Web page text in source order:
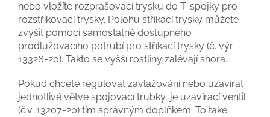
nebo vložíte rozprašovací trysku do T-spojky pro
rozstřikovací trysky. Polohu stříkací trysky můžete
zvýšit pomocí samostatně dostupného
prodlužovacího potrubí pro stříkací trysky (č. výr.
13326-20). Takto se vyšší rostliny zalévají shora.
Pokud chcete regulovat zavlažování nebo uzavírat
jednotlivé větve spojovací trubky, je uzavírací ventil
(č.v. 13207-20) tím správným doplňkem. To také